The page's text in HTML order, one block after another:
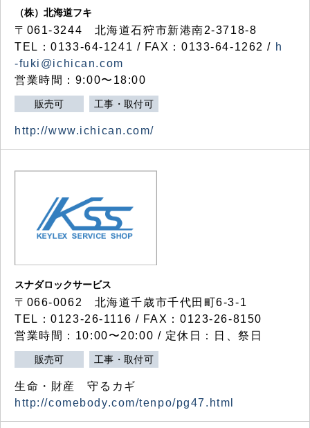
（株）北海道フキ
〒061-3244 北海道石狩市新港南2-3718-8
TEL：0133-64-1241 / FAX：0133-64-1262 / h
-fuki@ichican.com
営業時間：9:00〜18:00
販売可 工事・取付可
http://www.ichican.com/
スナダロックサービス
〒066-0062 北海道千歳市千代田町6-3-1
TEL：0123-26-1116 / FAX：0123-26-8150
営業時間：10:00〜20:00 / 定休日：日、祭日
販売可 工事・取付可
生命・財産 守るカギ
http://comebody.com/tenpo/pg47.html